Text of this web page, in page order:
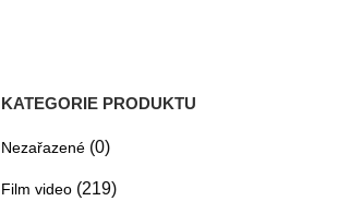
KATEGORIE PRODUKTU
Nezařazené (0)
Film video (219)